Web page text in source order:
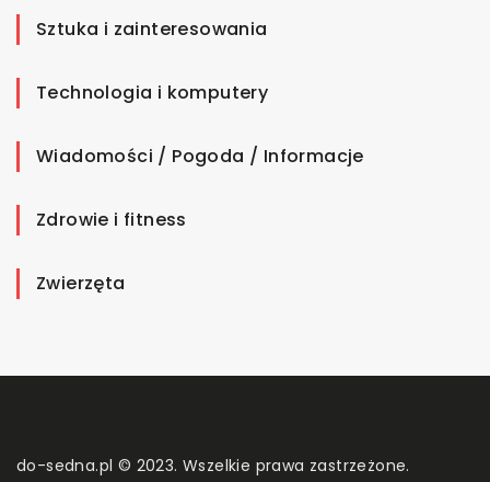
Sztuka i zainteresowania
Technologia i komputery
Wiadomości / Pogoda / Informacje
Zdrowie i fitness
Zwierzęta
do-sedna.pl © 2023. Wszelkie prawa zastrzeżone.